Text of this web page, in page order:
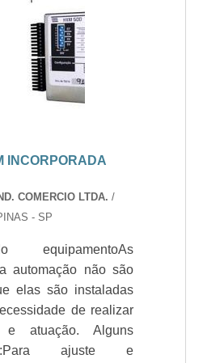
INCORPORADA
COMERCIO LTDA. /
- SP
equipamentoAs
automação não são
elas são instaladas
de realizar
e atuação. Alguns
ajuste e